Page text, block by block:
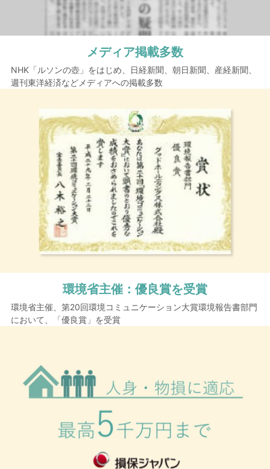
メディア掲載多数
NHK「ルソンの壺」をはじめ、日経新聞、朝日新聞、産経新聞、
週刊東洋経済などメディアへの掲載多数
環境省主催： 優良賞を受賞
環境省主催、第20回環境コミュニケーション大賞環境報告書部門
において、「優良賞」を受賞